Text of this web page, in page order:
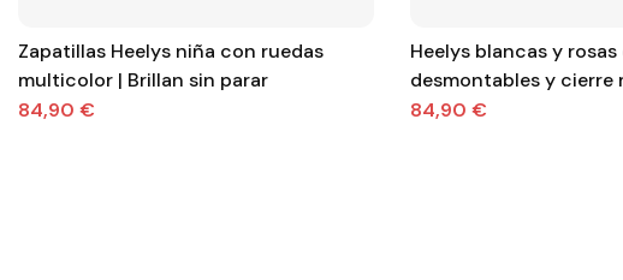
Zapatillas Heelys niña con ruedas
multicolor | Brillan sin parar
84,90 €
Heelys blancas y
desmontables y cierre
Comodidad, confianza
84,90 €